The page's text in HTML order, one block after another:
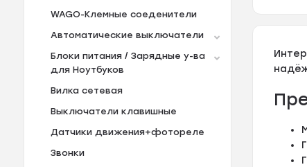
WAGO-Клемные соеденители
Автоматические выключатели
Блоки питания / Зарядные у-ва
для Ноутбуков
Вилка сетевая
Выключатели клавишные
Датчики движения+фотореле
Звонки